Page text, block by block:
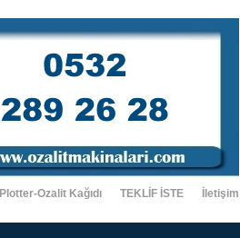
Plotter-Ozalit Kağıdı TEKLİF İSTE İletişim